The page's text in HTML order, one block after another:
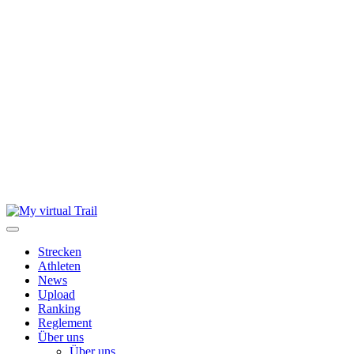
Skip
to
Strecken
Athleten
News
Upload
Ranking
Reglement
Über uns
Über uns